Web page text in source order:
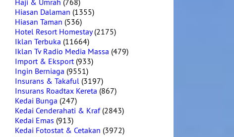
Haji & Umrah (768)
Hiasan Dalaman (1355)
Hiasan Taman (536)
Hotel Resort Homestay(2175)
Iklan Terbuka (11664)
Iklan Tv Radio Media Massa (479)
Import & Eksport(933)
Ingin Berniaga (9551)
Insurans & Takaful (3197)
Insurans Roadtax Kereta (867)
Kedai Bunga (247)
Kedai Cenderahati & Kraf(2843)
Kedai Emas (913)
Kedai Fotostat & Cetakan (3972)